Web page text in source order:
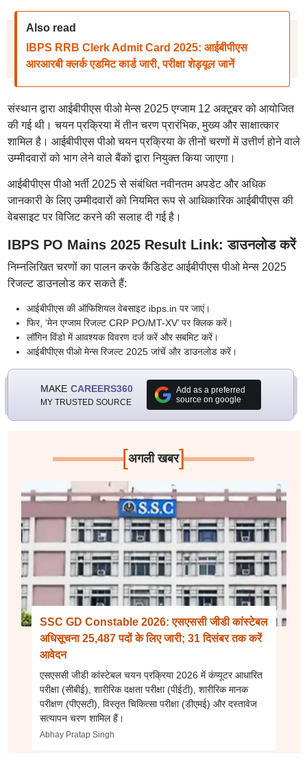
Also read
IBPS RRB Clerk Admit Card 2025: आईबीपीएस
आरआरबी क्लर्क एडमिट कार्ड जारी, परीक्षा शेड्यूल जानें
संस्थान द्वारा आईबीपीएस पीओ मेन्स 2025 एग्जाम 12 अक्टूबर को आयोजित
की गई थी। चयन प्रक्रिया में तीन चरण प्रारंभिक, मुख्य और साक्षात्कार
शामिल है। आईबीपीएस पीओ चयन प्रक्रिया के तीनों चरणों में उत्तीर्ण होने वाले
उम्मीदवारों को भाग लेने वाले बैंकों द्वारा नियुक्त किया जाएगा।
आईबीपीएस पीओ भर्ती 2025 से संबंधित नवीनतम अपडेट और अधिक
जानकारी के लिए उम्मीदवारों को नियमित रूप से आधिकारिक आईबीपीएस की
वेबसाइट पर विजिट करने की सलाह दी गई है।
IBPS PO Mains 2025 Result Link: डाउनलोड करें
निम्नलिखित चरणों का पालन करके कैंडिडेट आईबीपीएस पीओ मेन्स 2025
रिजल्ट डाउनलोड कर सकते हैं:
आईबीपीएस की ऑफिशियल वेबसाइट ibps.in पर जाएं।
फिर, ‘मेन एग्जाम रिजल्ट CRP PO/MT-XV’ पर क्लिक करें।
लॉगिन विंडो में आवश्यक विवरण दर्ज करें और सबमिट करें।
आईबीपीएस पीओ मेन्स रिजल्ट 2025 जांचें और डाउनलोड करें।
MAKE CAREERS360
MY TRUSTED SOURCE
Add as a preferred
source on google
[अगली खबर]
SSC GD Constable 2026: एसएससी जीडी कांस्टेबल
अधिसूचना 25,487 पदों के लिए जारी; 31 दिसंबर तक करें
आवेदन
एसएससी जीडी कांस्टेबल चयन प्रक्रिया 2026 में कंप्यूटर आधारित
परीक्षा (सीबीई), शारीरिक दक्षता परीक्षा (पीईटी), शारीरिक मानक
परीक्षण (पीएसटी), विस्तृत चिकित्सा परीक्षा (डीएमई) और दस्तावेज
सत्यापन चरण शामिल हैं।
Abhay Pratap Singh